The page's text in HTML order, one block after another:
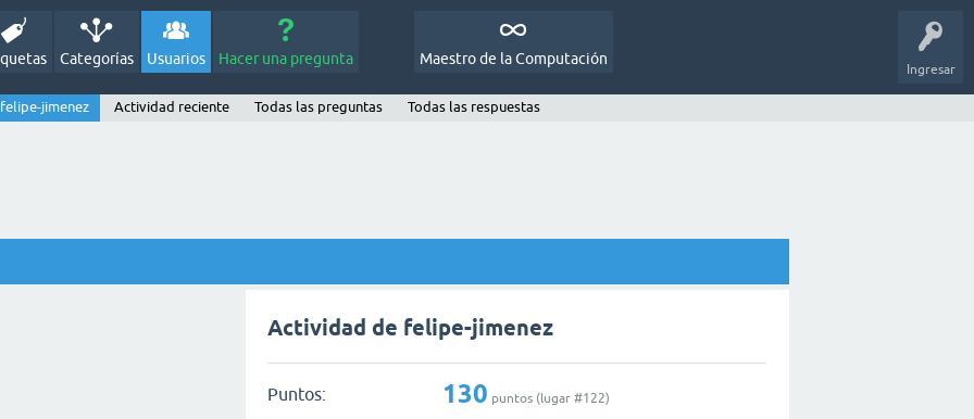
Ingresar
Categorías Usuarios Hacer una pregunta Maestro de la Computación
jimenez Actividad reciente Todas las preguntas Todas las respuestas
Actividad de felipe-jimenez
Puntos: 130 puntos (lugar #122)